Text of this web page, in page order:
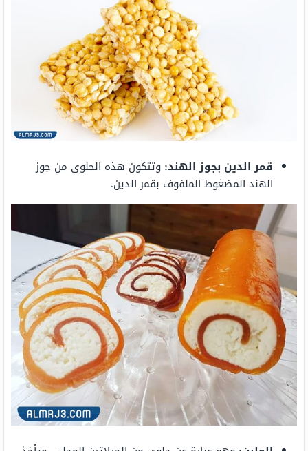
قمر الدين بجوز الهند: وتتكون هذه الحلوى من جوز
الهند المضغوط الملفوف بقمر الدين.